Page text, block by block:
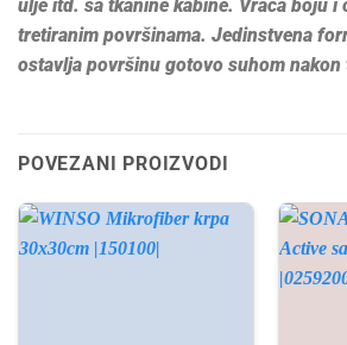
ulje itd. sa tkanine kabine. Vraća boju i
tretiranim površinama. Jedinstvena
ostavlja površinu gotovo suhom nakon
POVEZANI PROIZVODI